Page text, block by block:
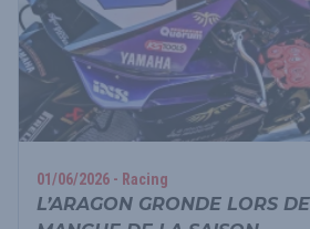
01/06/2026 - Racing
L’ARAGON GRONDE LORS